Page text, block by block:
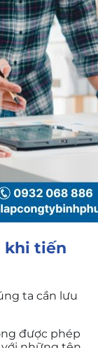
khi tiến
ta cần lưu
được phép